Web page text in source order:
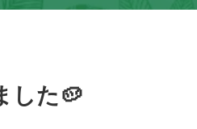
した🥔